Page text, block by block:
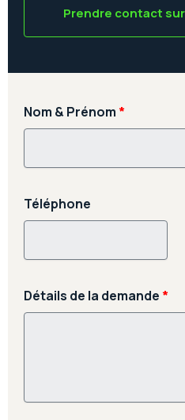
Prendre contact
Nom & Prénom *
Téléphone
Détails de la demande *